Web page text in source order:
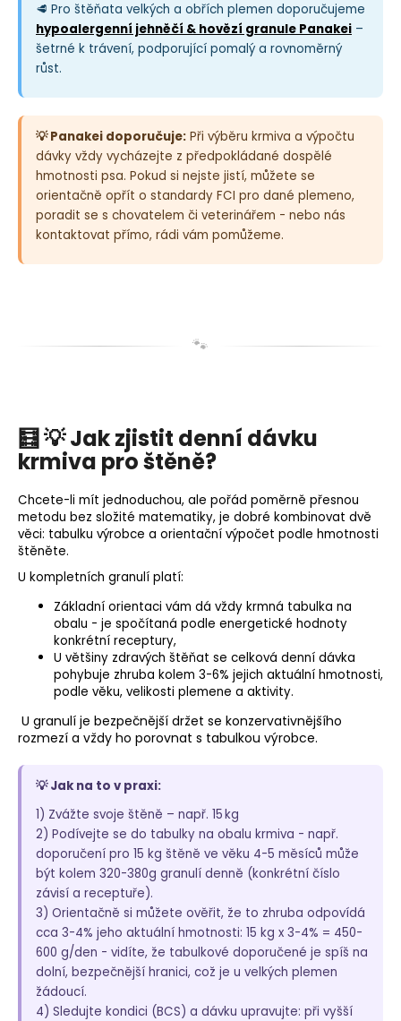
🥩 Pro štěňata velkých a obřích plemen doporučujeme
hypoalergenní jehněčí & hovězí granule Panakei –
šetrné k trávení, podporující pomalý a rovnoměrný
růst.
💡 Panakei doporučuje: Při výběru krmiva a výpočtu
dávky vždy vycházejte z předpokládané dospělé
hmotnosti psa. Pokud si nejste jistí, můžete se
orientačně opřít o standardy FCI pro dané plemeno,
poradit se s chovatelem či veterinářem - nebo nás
kontaktovat přímo, rádi vám pomůžeme.
🐾
🧮 💡 Jak zjistit denní dávku
krmiva pro štěně?
Chcete-li mít jednoduchou, ale pořád poměrně přesnou
metodu bez složité matematiky, je dobré kombinovat dvě
věci: tabulku výrobce a orientační výpočet podle hmotnosti
štěněte.
U kompletních granulí platí:
Základní orientaci vám dá vždy krmná tabulka na
obalu - je spočítaná podle energetické hodnoty
konkrétní receptury,
U většiny zdravých štěňat se celková denní dávka
pohybuje zhruba kolem 3-6% jejich aktuální hmotnosti,
podle věku, velikosti plemene a aktivity.
U granulí je bezpečnější držet se konzervativnějšího
rozmezí a vždy ho porovnat s tabulkou výrobce.
💡 Jak na to v praxi:
1) Zvážte svoje štěně – např. 15 kg
2) Podívejte se do tabulky na obalu krmiva - např.
doporučení pro 15 kg štěně ve věku 4-5 měsíců může
být kolem 320-380g granulí denně (konkrétní číslo
závisí a receptuře).
3) Orientačně si můžete ověřit, že to zhruba odpovídá
cca 3-4% jeho aktuální hmotnosti: 15 kg x 3-4% = 450-
600 g/den - vidíte, že tabulkové doporučené je spíš na
dolní, bezpečnější hranici, což je u velkých plemen
žádoucí.
4) Sledujte kondici (BCS) a dávku upravujte: při vyšší